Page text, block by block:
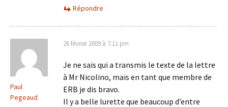
Répondre
Paul
Pegeaud
26 février 2009 à 7:11 pm
Je ne sais qui a transmis le texte de la lettre
à Mr Nicolino, mais en tant que membre de
ERB je dis bravo.
Il y a belle lurette que beaucoup d’entre